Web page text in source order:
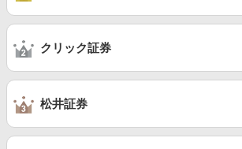
クリック証券
松井証券